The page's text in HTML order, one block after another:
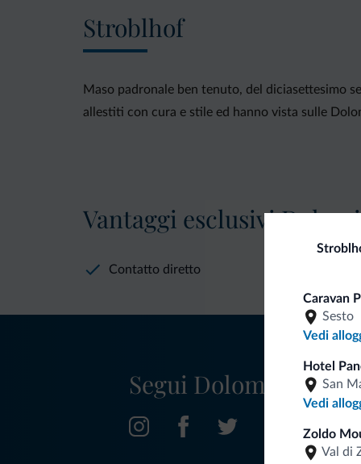
Stroblhof
Maso padronale ben tenuto, del diciasettesimo
allestiti con cura e stile ed hanno vista sulle
Caravan
Sesto
Vedi
Hotel
San
Vedi
Zoldo
Val di
Vantaggi esclusivi
Contatto diretto
Segui Dolomiti.it